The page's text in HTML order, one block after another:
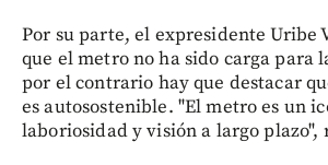
Por su parte, el expresidente Uribe
que el metro no ha sido carga para
por el contrario hay que destacar
es autosostenible. "El metro es un
laboriosidad y visión a largo plazo",